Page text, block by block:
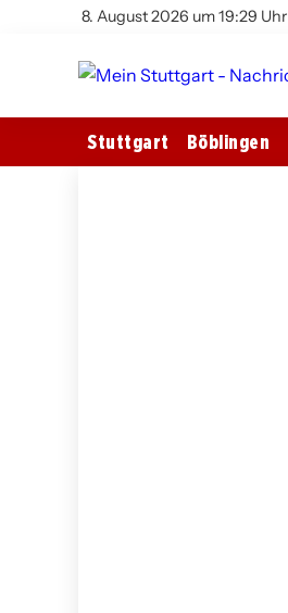
8. August 2026 um 19:29 Uhr
Stuttgart Böblingen